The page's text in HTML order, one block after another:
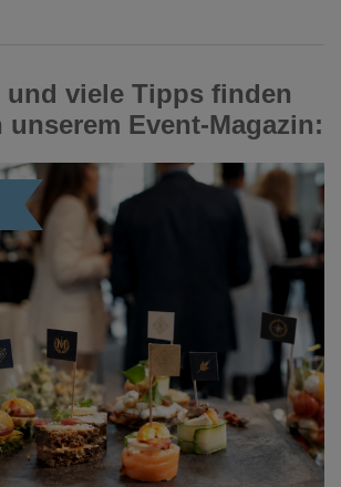
und viele Tipps finden
unserem Event-Magazin:
Loading...